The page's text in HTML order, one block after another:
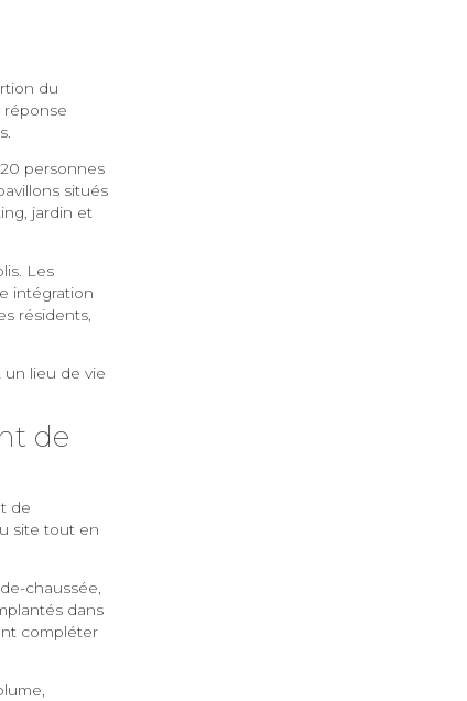
du
réponse
personnes
situés
jardin et
Les
intégration
résidents,
lieu de vie
de
de
site tout en
chaussée,
dans
compléter